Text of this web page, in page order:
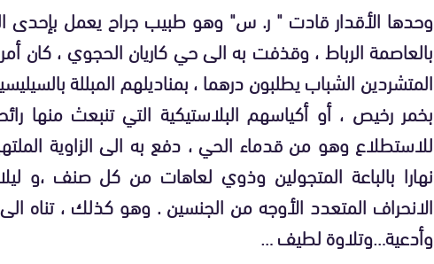
وحدها الأقدار قادت " ر. س" وهو طبيب جراح يعمل بإحدى
بالعاصمة الرباط ، وقذفت به الى حي كاريان الحجوي ، كان
المتشردين الشباب يطلبون درهما ، بمناديلهم المبللة
بخمر رخيص ، أو أكياسهم البلاستيكية التي تنبعث منها
للاستطلاع وهو من قدماء الحي ، دفع به الى الزاوية
نهارا بالباعة المتجولين وذوي لعاهات من كل صنف ،و
الانحراف المتعدد الأوجه من الجنسين . وهو كذلك ، تناه
وأدعية…وتلاوة لطيف …